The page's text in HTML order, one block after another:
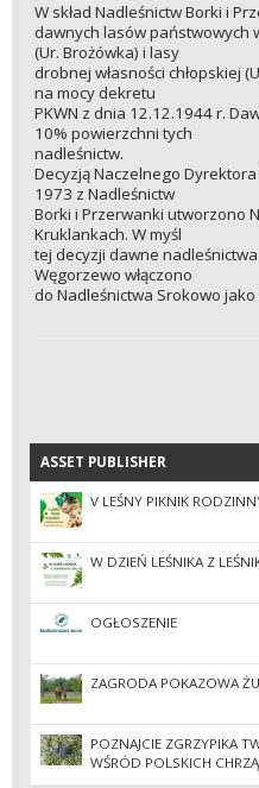
W skład Nadleśnictw Borki i
dawnych lasów państwowych
(Ur. Brożówka) i lasy
drobnej własności chłopskiej
na mocy dekretu
PKWN z dnia 12.12.1944 r.
10% powierzchni tych
nadleśnictw.
Decyzją Naczelnego
1973 z Nadleśnictw
Borki i Przerwanki utworzono
Kruklankach. W myśl
tej decyzji dawne
Węgorzewo włączono
do Nadleśnictwa Srokowo
ASSET PUBLISHER
ASSET PUBLISHER
V LEŚNY PIKNIK
W DZIEŃ LEŚNIKA Z
OGŁOSZENIE
ZAGRODA POKAZOWA
POZNAJCIE ZGRZYPIKA
WŚRÓD POLSKICH